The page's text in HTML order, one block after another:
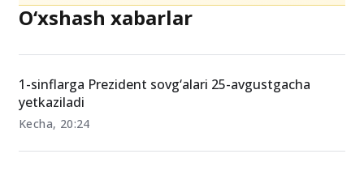
O‘xshash xabarlar
1-sinflarga Prezident sovg‘alari 25-avgustgacha
yetkaziladi
Kecha, 20:24